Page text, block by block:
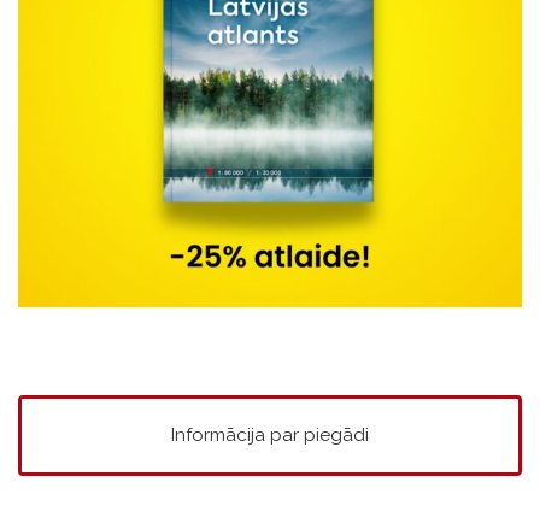
Informācija par piegādi